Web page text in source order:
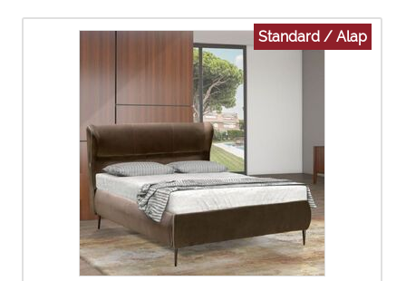
Standard / Alap